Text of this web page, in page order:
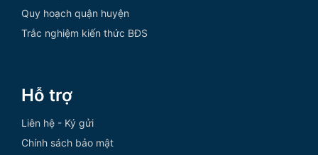
Quy hoạch quận huyện
Trắc nghiệm kiến thức BĐS
Hỗ trợ
Liên hệ - Ký gửi
Chính sách bảo mật